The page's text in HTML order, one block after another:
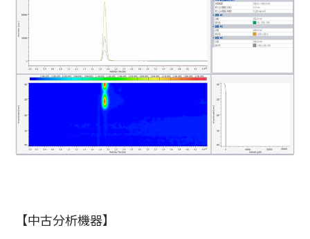
【中古分析機器】